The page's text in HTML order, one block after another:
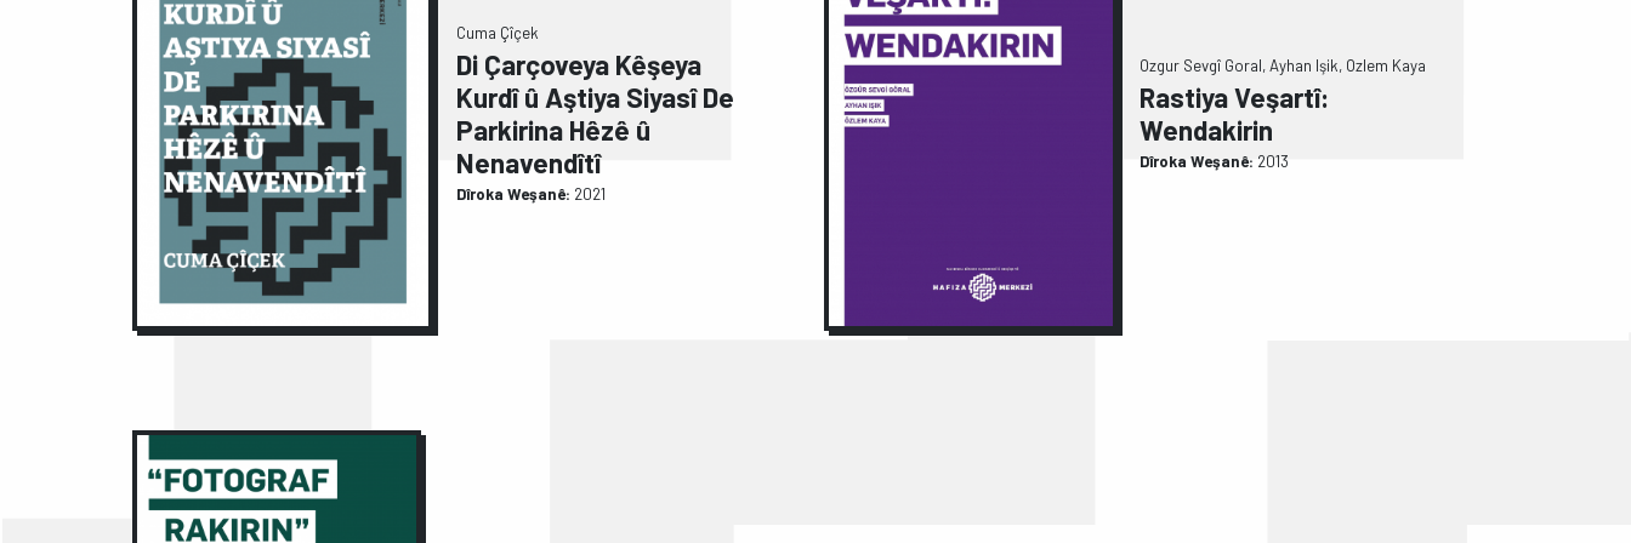
Cuma Çîçek
Di Çarçoveya Kêşeya
Kurdî û Aştiya Siyasî De
Parkirina Hêzê û
Nenavendîtî
Dîroka Weşanê: 2021
Ozgur Sevgî Goral, Ayhan Işik, Ozlem Kaya
Rastiya Veşartî:
Wendakirin
Dîroka Weşanê: 2013